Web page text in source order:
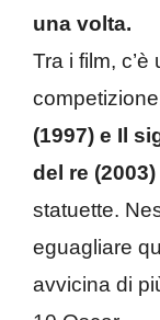
una volta.
Tra i film, c’è
(1997) e Il
del re (2003)
statuette.
eguagliare
avvicina di